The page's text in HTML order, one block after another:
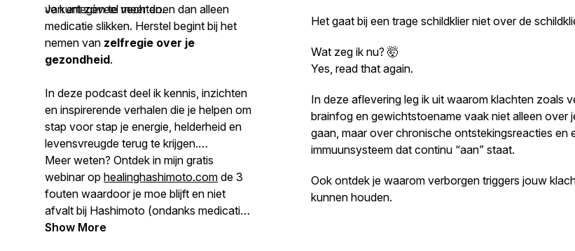
van ertegen te vechten.
Je kunt zóveel meer doen dan alleen
medicatie slikken. Herstel begint bij het
nemen van zelfregie over je
gezondheid.
In deze podcast deel ik kennis, inzichten
en inspirerende verhalen die je helpen om
stap voor stap je energie, helderheid en
levensvreugde terug te krijgen.
Meer weten? Ontdek in mijn gratis
webinar op healinghashimoto.com de 3
fouten waardoor je moe blijft en niet
afvalt bij Hashimoto (ondanks medicatie
en goede bloeduitslagen).
Show More
Het gaat bij een trage schildklier niet over de
Wat zeg ik nu? 🤯
Yes, read that again.
In deze aflevering leg ik uit waarom klachten zoals
brainfog en gewichtstoename vaak niet alleen over
gaan, maar over chronische ontstekingsreacties en
immuunsysteem dat continu “aan” staat.
Ook ontdek je waarom verborgen triggers jouw
kunnen houden.